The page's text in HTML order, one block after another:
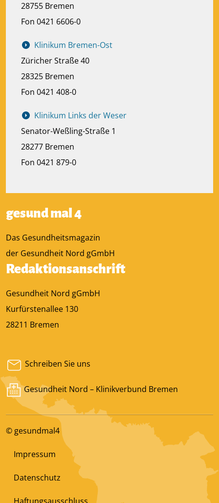
28755 Bremen
Fon 0421 6606-0
Klinikum Bremen-Ost
Züricher Straße 40
28325 Bremen
Fon 0421 408-0
Klinikum Links der Weser
Senator-Weßling-Straße 1
28277 Bremen
Fon 0421 879-0
gesund mal 4
Das Gesundheitsmagazin
der Gesundheit Nord gGmbH
Redaktionsanschrift
Gesundheit Nord gGmbH
Kurfürstenallee 130
28211 Bremen
Schreiben Sie uns
Gesundheit Nord – Klinikverbund Bremen
© gesundmal4
Impressum
Datenschutz